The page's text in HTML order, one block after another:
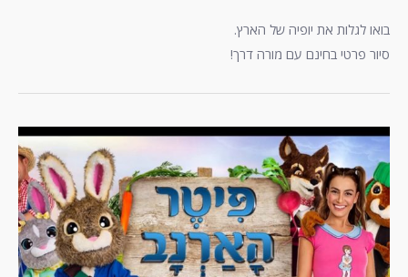
בואו לגלות את יופיה של הארץ.
סיור פרטי בחינם עם מורה דרך!
פיטר
הארנב
מגיע
לישראל!
–
תיאטרון